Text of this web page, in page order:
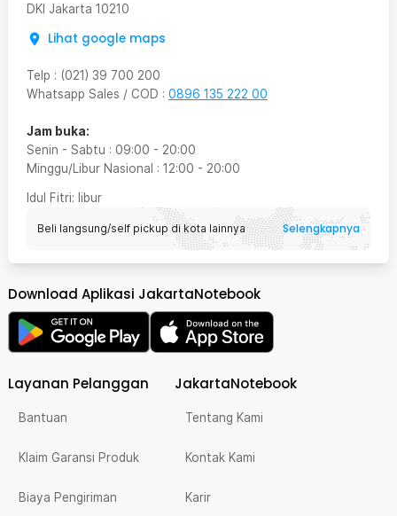
DKI Jakarta 10210
Lihat google maps
Telp : (021) 39 700 200
Whatsapp Sales / COD : 0896 135 222 00
Jam buka:
Senin - Sabtu : 09:00 - 20:00
Minggu/Libur Nasional : 12:00 - 20:00
Idul Fitri: libur
Beli langsung/self pickup di kota lainnya Selengkapnya
Download Aplikasi JakartaNotebook
Layanan Pelanggan
Bantuan
Klaim Garansi Produk
Biaya Pengiriman
JakartaNotebook
Tentang Kami
Kontak Kami
Karir